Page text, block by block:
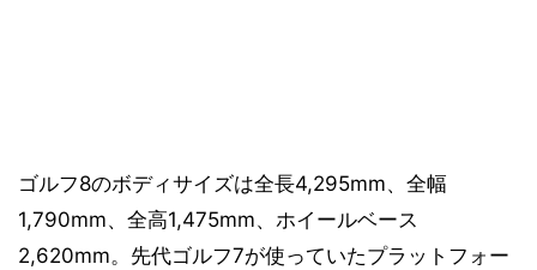
ゴルフ8のボディサイズは全長4,295mm、全幅
1,790mm、全高1,475mm、ホイールベース
2,620mm。先代ゴルフ7が使っていたプラットフォー